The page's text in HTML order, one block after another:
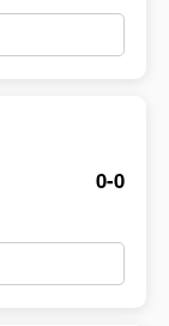
0-0